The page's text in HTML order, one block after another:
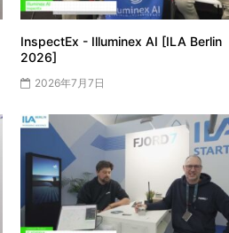
InspectEx - Illuminex AI [ILA Berlin
2026]
2026年7月7日